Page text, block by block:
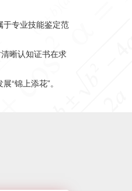
于专业技能鉴定范
晰认知证书在求
“锦上添花”。